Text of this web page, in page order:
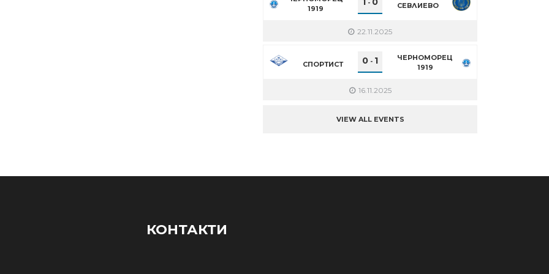
1919
- СЕВЛИЕВО
22.11.2025
СПОРТИСТ 0 - 1
ЧЕРНОМОРЕЦ
1919
16.11.2025
VIEW ALL EVENTS
КОНТАКТИ